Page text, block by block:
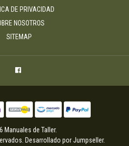
DE PRIVACIDAD
NOSOTROS
SITEMAP
Manuales de Taller.
Desarrollado por Jumpseller.